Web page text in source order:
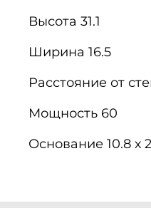
Высота 31.1
Ширина 16.5
Расстояние от
Мощность 60
Основание 10.8 х